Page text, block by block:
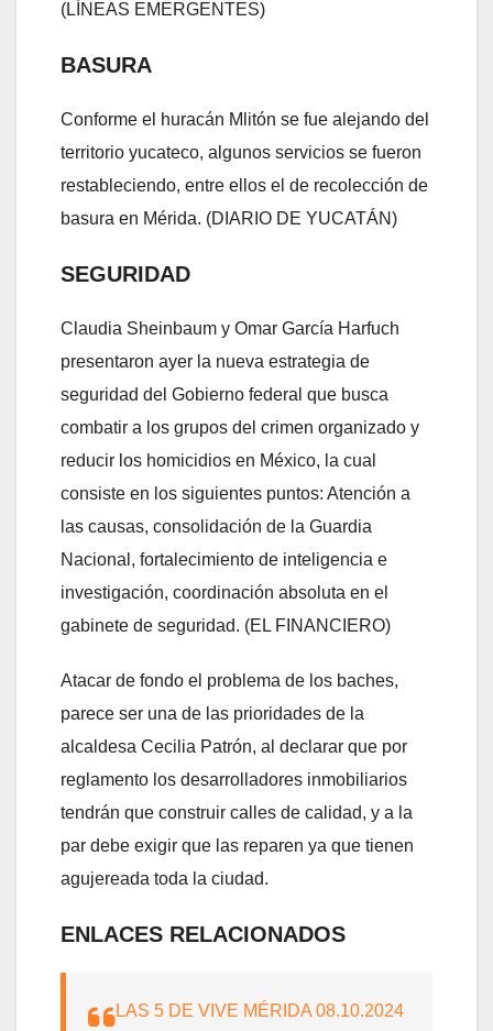
(LÍNEAS EMERGENTES)
BASURA
Conforme el huracán Mlitón se fue alejando del
territorio yucateco, algunos servicios se fueron
restableciendo, entre ellos el de recolección de
basura en Mérida. (DIARIO DE YUCATÁN)
SEGURIDAD
Claudia Sheinbaum y Omar García Harfuch
presentaron ayer la nueva estrategia de
seguridad del Gobierno federal que busca
combatir a los grupos del crimen organizado y
reducir los homicidios en México, la cual
consiste en los siguientes puntos: Atención a
las causas, consolidación de la Guardia
Nacional, fortalecimiento de inteligencia e
investigación, coordinación absoluta en el
gabinete de seguridad. (EL FINANCIERO)
Atacar de fondo el problema de los baches,
parece ser una de las prioridades de la
alcaldesa Cecilia Patrón, al declarar que por
reglamento los desarrolladores inmobiliarios
tendrán que construir calles de calidad, y a la
par debe exigir que las reparen ya que tienen
agujereada toda la ciudad.
ENLACES RELACIONADOS
LAS 5 DE VIVE MÉRIDA 08.10.2024